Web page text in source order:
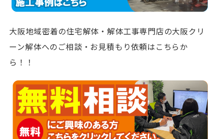
大阪地域密着の住宅解体・解体工事専門店の大阪クリ
ーン解体へのご相談・お見積もり依頼はこちらか
ら！！